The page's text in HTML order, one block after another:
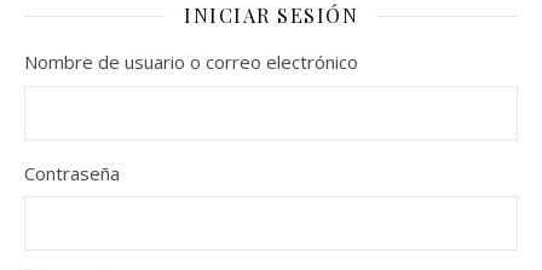
INICIAR SESIÓN
Nombre de usuario o correo electrónico
Contraseña